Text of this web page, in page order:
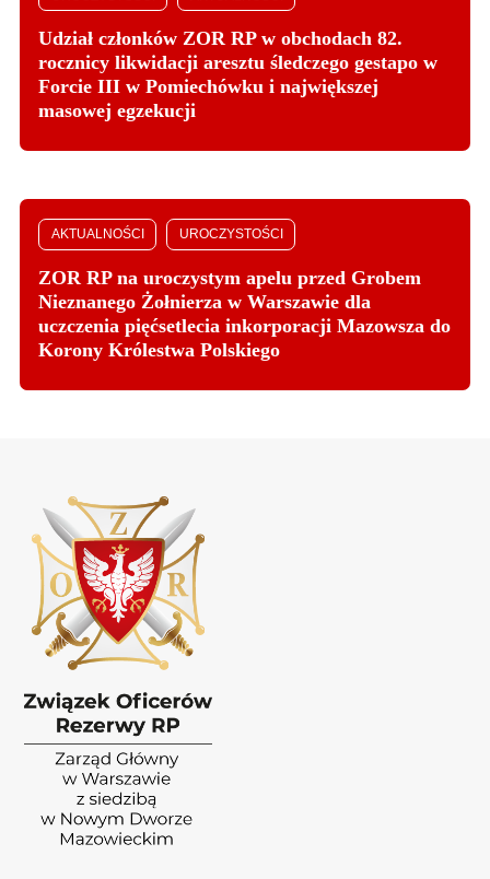
Udział członków ZOR RP w obchodach 82.
rocznicy likwidacji aresztu śledczego gestapo w
Forcie III w Pomiechówku i największej
masowej egzekucji
AKTUALNOŚCI UROCZYSTOŚCI
ZOR RP na uroczystym apelu przed Grobem
Nieznanego Żołnierza w Warszawie dla
uczczenia pięćsetlecia inkorporacji Mazowsza do
Korony Królestwa Polskiego